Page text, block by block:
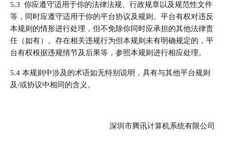
5.3 你应遵守适用于你的法律法规、行政规章以及规范性文件
等，同时应遵守适用于你的平台协议及规则。平台有权对违反
本规则的情形进行处理，但不免除你同时应承担的其他法律责
任（如有）。存在相关违规行为但本规则未有明确规定的，平
台有权根据违规情节及后果等，参照本规则进行相应处理。
5.4 本规则中涉及的术语如无特别说明，具有与其他平台规则
及/或协议中相同的含义。
深圳市腾讯计算机系统有限公司